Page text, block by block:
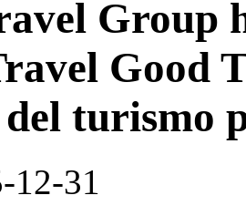
Group
Good
turismo
12-31